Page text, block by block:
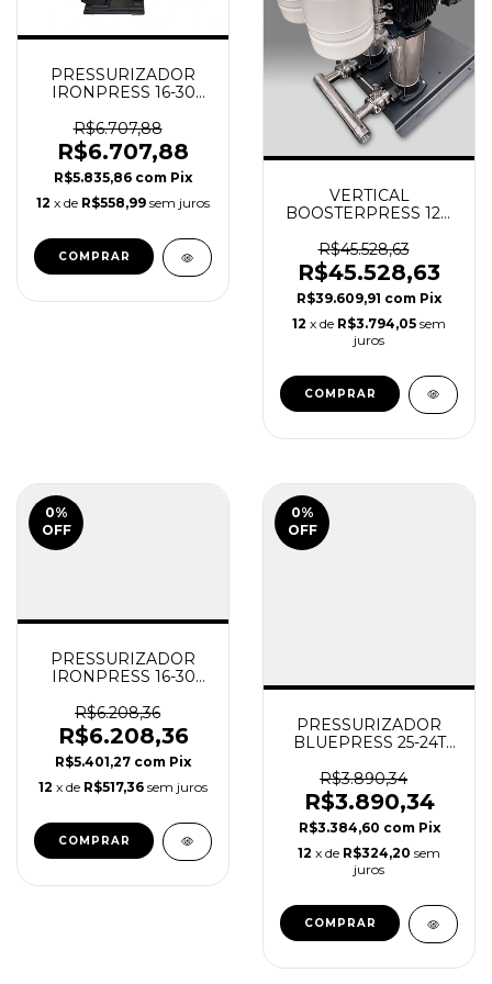
PRESSURIZADOR
IRONPRESS 16-30
R$6.707,88
R$6.707,88
R$5.835,86 com Pix
12 x de R$558,99 sem juros
VERTICAL
BOOSTERPRESS 125-
5.4CV 145MCA -
ORBITEC
R$45.528,63
R$45.528,63
R$39.609,91 com Pix
12 x de R$3.794,05 sem
juros
0%
OFF
PRESSURIZADOR
IRONPRESS 16-30
CENTRÍFUGAS
MULTI-ESTAGIO
ORBITEC
R$6.208,36
R$6.208,36
R$5.401,27 com Pix
12 x de R$517,36 sem juros
0%
OFF
PRESSURIZADOR
BLUEPRESS 25-24T
R$3.890,34
R$3.890,34
R$3.384,60 com Pix
12 x de R$324,20 sem
juros